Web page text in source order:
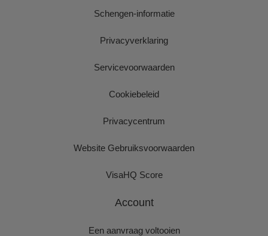
Schengen-informatie
Privacyverklaring
Servicevoorwaarden
Cookiebeleid
Privacycentrum
Website Gebruiksvoorwaarden
VisaHQ Score
Account
Een aanvraag voltooien